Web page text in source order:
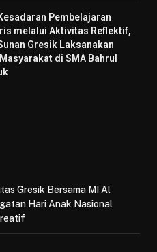
Pembelajaran
melalui Aktivitas Reflektif,
Gresik Laksanakan
di SMA Bahrul
Gresik Bersama MI Al
Hari Anak Nasional